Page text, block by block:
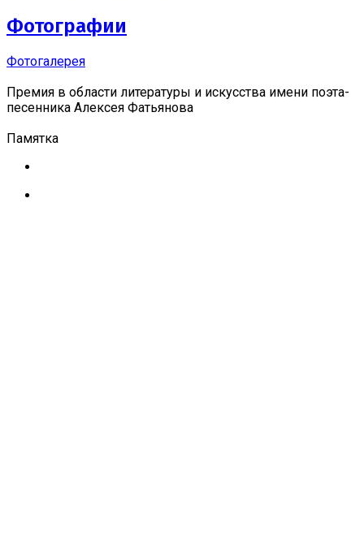
Фотографии
Фотогалерея
Премия в области литературы и искусства имени поэта-
песенника Алексея Фатьянова
Памятка